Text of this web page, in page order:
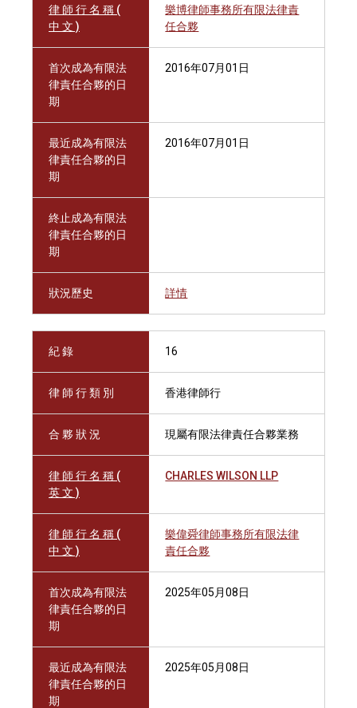
律 師 行 名 稱 (
中 文 )
樂博律師事務所有限法律責
任合夥
首次成為有限法
律責任合夥的日
期
2016年07月01日
最近成為有限法
律責任合夥的日
期
2016年07月01日
終止成為有限法
律責任合夥的日
期
狀況歷史 詳情
紀 錄 16
律 師 行 類 別 香港律師行
合 夥 狀 況 現屬有限法律責任合夥業務
律 師 行 名 稱 (
英 文 )
CHARLES WILSON LLP
律 師 行 名 稱 (
中 文 )
樂偉舜律師事務所有限法律
責任合夥
首次成為有限法
律責任合夥的日
期
2025年05月08日
最近成為有限法
律責任合夥的日
期
2025年05月08日